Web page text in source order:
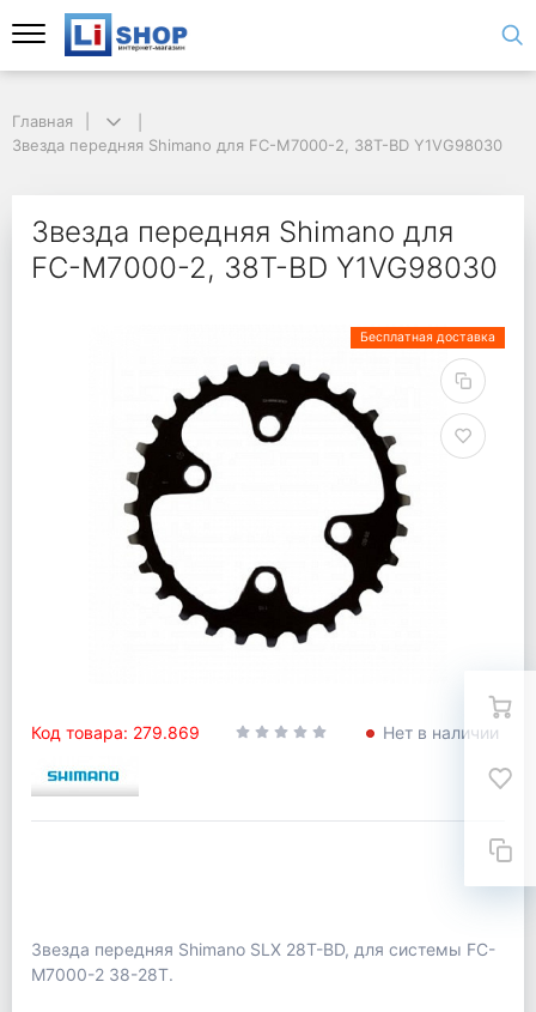
Главная
Звезда передняя Shimano для FC-M7000-2, 38T-BD Y1VG98030
Звезда передняя Shimano для
FC-M7000-2, 38T-BD Y1VG98030
Бесплатная доставка
Код товара: 279.869 Нет в наличии
Звезда передняя Shimano SLX 28T-BD, для системы FC-
M7000-2 38-28T.